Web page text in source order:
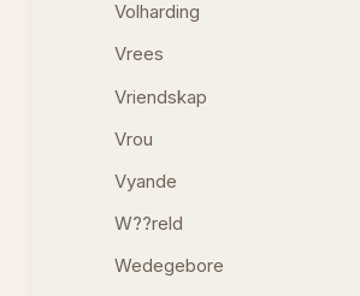
Volharding
Vrees
Vriendskap
Vrou
Vyande
W??reld
Wedegebore